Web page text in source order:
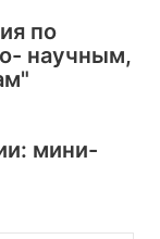
по
научным,
мини-